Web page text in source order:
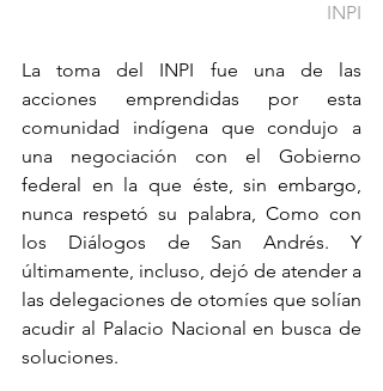
INPI
La toma del INPI fue una de las
acciones emprendidas por esta
comunidad indígena que condujo a
una negociación con el Gobierno
federal en la que éste, sin embargo,
nunca respetó su palabra, Como con
los Diálogos de San Andrés. Y
últimamente, incluso, dejó de atender a
las delegaciones de otomíes que solían
acudir al Palacio Nacional en busca de
soluciones.